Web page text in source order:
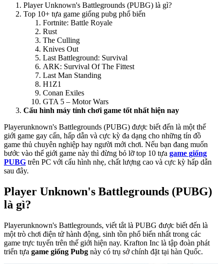
Player Unknown's Battlegrounds (PUBG) là gì?
Top 10+ tựa game giống pubg phổ biến
Fortnite: Battle Royale
Rust
The Culling
Knives Out
Last Battleground: Survival
ARK: Survival Of The Fittest
Last Man Standing
H1Z1
Conan Exiles
GTA 5 – Motor Wars
Cấu hình máy tính chơi game tốt nhất hiện nay
Playerunknown's Battlegrounds (PUBG) được biết đến là một thế
giới game gay cấn, hấp dẫn và cực kỳ đa dạng cho những tín đồ
game thủ chuyên nghiệp hay người mới chơi. Nếu bạn đang muốn
bước vào thế giới game này thì đừng bỏ lỡ top 10 tựa game giống
PUBG trên PC với cấu hình nhẹ, chất lượng cao và cực kỳ hấp dẫn
sau đây.
Player Unknown's Battlegrounds (PUBG)
là gì?
Playerunknown's Battlegrounds, viết tắt là PUBG được biết đến là
một trò chơi điện tử hành động, sinh tồn phổ biến nhất trong các
game trực tuyến trên thế giới hiện nay. Krafton Inc là tập đoàn phát
triển tựa game giống Pubg này có trụ sở chính đặt tại hàn Quốc.